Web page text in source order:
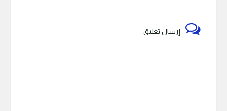
إرسال تعليق